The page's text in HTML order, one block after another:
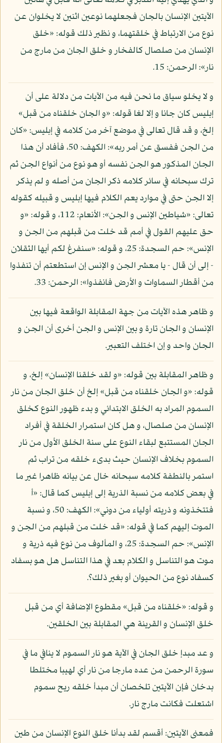
الآيتين الإنسان بالجان فجعلهما نوعين اثنين لا يخلوان عن
نوع من الارتباط في خلقتهما، و نظير ذلك قوله: «خلق
الإنسان من صلصال كالفخار و خلق الجان من مارج من
نار»: الرحمن: 15.
و لا يخلو سياق ما نحن فيه من الآيات من دلالة على أن
إبليس كان جانا و إلا لغا قوله: «و الجان خلقناه من قبل»
إلخ، و قد قال تعالى في موضع آخر من كلامه في إبليس: «كان
من الجن ففسق عن أمر ربه»: الكهف: 50، فأفاد أن هذا
الجان المذكور هو الجن نفسه أو هو نوع من أنواع الجن ثم
ترك سبحانه في سائر كلامه ذكر الجان من أصله و لم يذكر
إلا الجن حتى في موارد يعم الكلام فيها إبليس و قبيله كقوله
تعالى: «شياطين الإنس و الجن»: الأنعام: 112، و قوله: «و
حق عليهم القول في أمم قد خلت من قبلهم من الجن و
الإنس»: حم السجدة: 25، و قوله: «سنفرغ لكم أيها الثقلان
- إلى أن قال - يا معشر الجن و الإنس إن استطعتم أن تنفذوا
من أقطار السماوات و الأرض فانفذوا»: الرحمن: 33.
و ظاهر هذه الآيات من جهة المقابلة الواقعة فيها بين
الإنسان و الجان تارة و بين الإنس و الجن أخرى أن الجن و
الجان واحد و إن اختلف التعبير.
و ظاهر المقابلة بين قوله: «و لقد خلقنا الإنسان» إلخ، و
قوله: «و الجان خلقناه من قبل» إلخ أن خلق الجان من نار
السموم المراد به الخلق الابتدائي و بدء ظهور النوع كخلق
الإنسان من صلصال، و هل كان استمرار الخلقة في أفراد
الجان المستتبع لبقاء النوع على سنة الخلق الأول من نار
السموم بخلاف الإنسان حيث بدىء خلقه من تراب ثم
استمر بالنطفة كلامه سبحانه خال عن بيانه ظاهرا غير ما
في بعض كلامه من نسبة الذرية إلى إبليس كما قال: «أ
فتتخذونه و ذريته أولياء من دوني»: الكهف: 50، و نسبة
الموت إليهم كما في قوله: «قد خلت من قبلهم من الجن و
الإنس»: حم السجدة: 25، و المألوف من نوع فيه ذرية و
موت هو التناسل و الكلام بعد في هذا التناسل هل هو بسفاد
كسفاد نوع من الحيوان أو بغير ذلك؟.
و قوله: «خلقناه من قبل» مقطوع الإضافة أي من قبل
خلق الإنسان و القرينة هي المقابلة بين الخلقين.
و عد مبدإ خلق الجان في الآية هو نار السموم لا ينافي ما في
سورة الرحمن من عده مارجا من نار أي لهيبا مختلطا
بدخان فإن الآيتين تلخصان أن مبدأ خلقه ريح سموم
اشتعلت فكانت مارج نار.
فمعنى الآيتين: أقسم لقد بدأنا خلق النوع الإنسان من طين